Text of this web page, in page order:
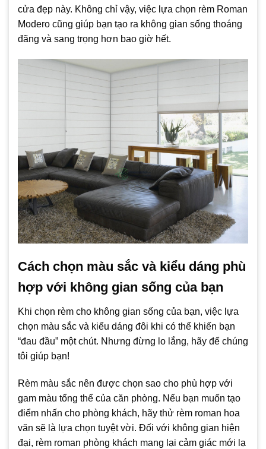
cửa đẹp này. Không chỉ vậy, việc lựa chọn rèm Roman
Modero cũng giúp bạn tạo ra không gian sống thoáng
đãng và sang trọng hơn bao giờ hết.
Cách chọn màu sắc và kiểu dáng phù
hợp với không gian sống của bạn
Khi chọn rèm cho không gian sống của bạn, việc lựa
chọn màu sắc và kiểu dáng đôi khi có thể khiến bạn
“đau đầu” một chút. Nhưng đừng lo lắng, hãy để chúng
tôi giúp bạn!
Rèm màu sắc nên được chọn sao cho phù hợp với
gam màu tổng thể của căn phòng. Nếu bạn muốn tạo
điểm nhấn cho phòng khách, hãy thử rèm roman hoa
văn sẽ là lựa chọn tuyệt vời. Đối với không gian hiện
đại, rèm roman phòng khách mang lại cảm giác mới lạ